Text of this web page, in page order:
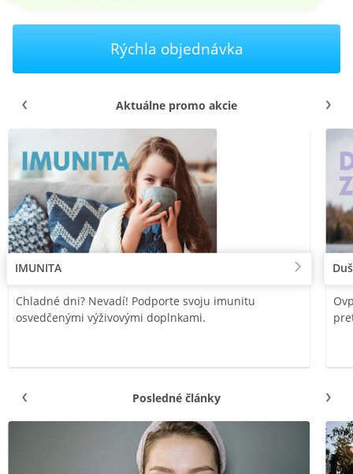
Rýchla objednávka
Aktuálne promo akcie
IMUNITA
Chladné dni? Nevadí! Podporte svoju imunitu
osvedčenými výživovými doplnkami.
Posledné články